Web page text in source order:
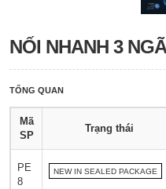
NỐI NHANH 3
TỔNG QUAN
Mã
SP
Trạng thái
PE
8
NEW IN SEALED PACKAGE